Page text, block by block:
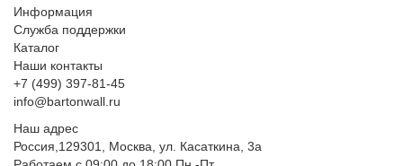
Информация
Служба поддержки
Каталог
Наши контакты
+7 (499) 397-81-45
info@bartonwall.ru
Наш адрес
Россия,129301, Москва, ул. Касаткина, 3а